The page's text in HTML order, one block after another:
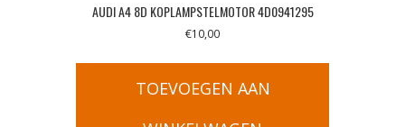
AUDI A4 8D KOPLAMPSTELMOTOR 4D0941295
€10,00
TOEVOEGEN AAN